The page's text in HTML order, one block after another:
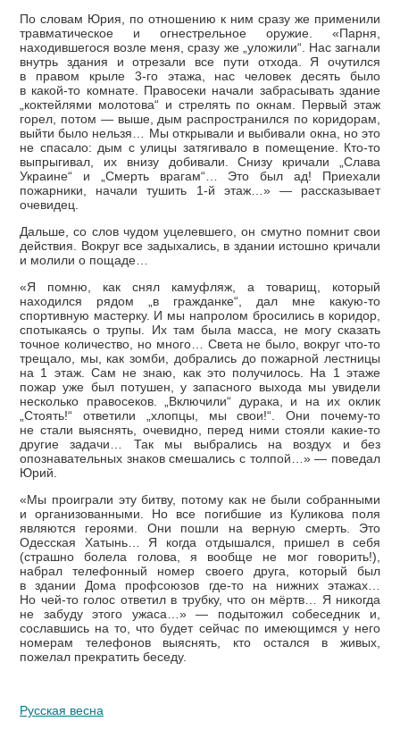
По словам Юрия, по отношению к ним сразу же применили
травматическое и огнестрельное оружие. «Парня,
находившегося возле меня, сразу же „уложили“. Нас загнали
внутрь здания и отрезали все пути отхода. Я очутился
в правом крыле 3-го этажа, нас человек десять было
в какой-то комнате. Правосеки начали забрасывать здание
„коктейлями молотова“ и стрелять по окнам. Первый этаж
горел, потом — выше, дым распространился по коридорам,
выйти было нельзя… Мы открывали и выбивали окна, но это
не спасало: дым с улицы затягивало в помещение. Кто-то
выпрыгивал, их внизу добивали. Снизу кричали „Слава
Украине“ и „Смерть врагам“… Это был ад! Приехали
пожарники, начали тушить 1-й этаж…» — рассказывает
очевидец.
Дальше, со слов чудом уцелевшего, он смутно помнит свои
действия. Вокруг все задыхались, в здании истошно кричали
и молили о пощаде…
«Я помню, как снял камуфляж, а товарищ, который
находился рядом „в гражданке“, дал мне какую-то
спортивную мастерку. И мы напролом бросились в коридор,
спотыкаясь о трупы. Их там была масса, не могу сказать
точное количество, но много… Света не было, вокруг что-то
трещало, мы, как зомби, добрались до пожарной лестницы
на 1 этаж. Сам не знаю, как это получилось. На 1 этаже
пожар уже был потушен, у запасного выхода мы увидели
несколько правосеков. „Включили“ дурака, и на их оклик
„Стоять!“ ответили „хлопцы, мы свои!“. Они почему-то
не стали выяснять, очевидно, перед ними стояли какие-то
другие задачи… Так мы выбрались на воздух и без
опознавательных знаков смешались с толпой…» — поведал
Юрий.
«Мы проиграли эту битву, потому как не были собранными
и организованными. Но все погибшие из Куликова поля
являются героями. Они пошли на верную смерть. Это
Одесская Хатынь… Я когда отдышался, пришел в себя
(страшно болела голова, я вообще не мог говорить!),
набрал телефонный номер своего друга, который был
в здании Дома профсоюзов где-то на нижних этажах…
Но чей-то голос ответил в трубку, что он мёртв… Я никогда
не забуду этого ужаса…» — подытожил собеседник и,
сославшись на то, что будет сейчас по имеющимся у него
номерам телефонов выяснять, кто остался в живых,
пожелал прекратить беседу.
Русская весна